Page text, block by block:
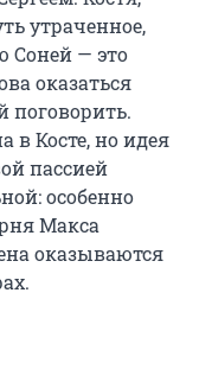
утраченное,
Соней — это
оказаться
поговорить.
Косте, но идея
пассией
особенно
Макса
оказываются